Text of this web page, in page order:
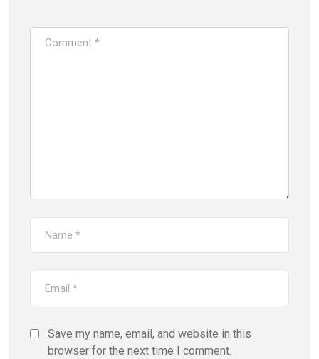
Save my name, email, and website in this
browser for the next time I comment.